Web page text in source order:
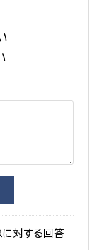
に対する回答